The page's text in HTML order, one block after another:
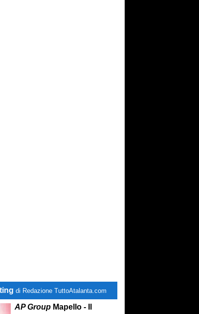
di Redazione TuttoAtalanta.com
AP Group Mapello - Il